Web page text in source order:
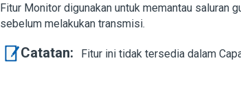
Fitur Monitor digunakan untuk memantau saluran
sebelum melakukan transmisi.
Catatan: Fitur ini tidak tersedia dalam